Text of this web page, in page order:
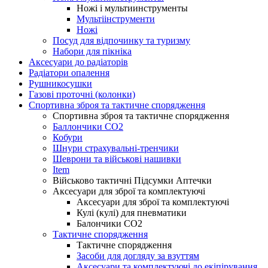
Ножі і мультиинструменты
Мультіінструменти
Ножі
Посуд для відпочинку та туризму
Набори для пікніка
Аксесуари до радіаторів
Радіатори опалення
Рушникосушки
Газові проточні (колонки)
Спортивна зброя та тактичне спорядження
Спортивна зброя та тактичне спорядження
Баллончики CO2
Кобури
Шнури страхувальні-тренчики
Шеврони та військові нашивки
Item
Військово тактичні Підсумки Аптечки
Аксесуари для зброї та комплектуючі
Аксесуари для зброї та комплектуючі
Кулі (кулі) для пневматики
Балончики CO2
Тактичне спорядження
Тактичне спорядження
Засоби для догляду за взуттям